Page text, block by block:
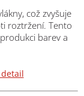
což zvyšuje
roztržení. Tento
barev a